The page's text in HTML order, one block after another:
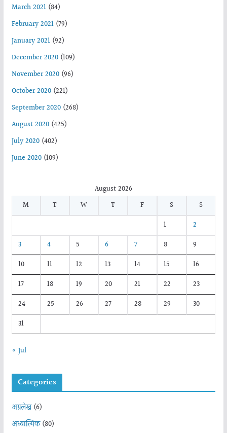
March 2021(84)
February 2021(79)
January 2021(92)
December 2020(109)
November 2020(96)
October 2020(221)
September 2020(268)
August 2020(425)
July 2020(402)
June 2020(109)
August 2026
M
T W T F S
S
1
2
3
4 5 6 7 8
9
10
11 12 13 14 15
16
17
18 19 20 21 22
23
24
25 26 27 28 29
30
31
« Jul
Categories
अग्रलेख(6)
अध्यात्मिक(80)